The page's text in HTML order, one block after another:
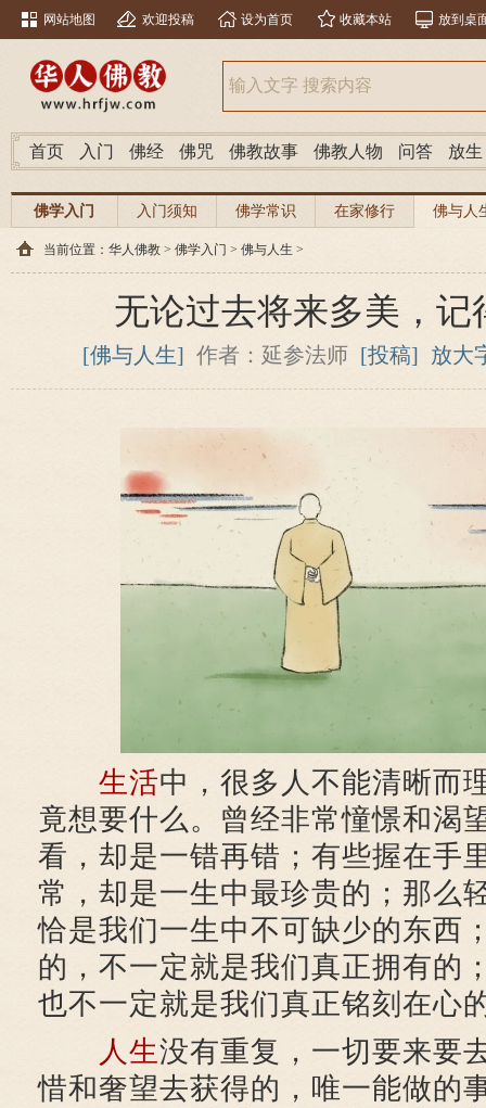
网站地图 欢迎投稿 设为首页 收藏本站 放到桌
首页 入门 佛经 佛咒 佛教故事 佛教人物 问答 放生
佛学入门 入门须知 佛学常识 在家修行 佛与人
当前位置： 华人佛教 > 佛学入门 > 佛与人生 >
无论过去将来多美，记
[佛与人生] 作者：延参法师 [投稿] 放大
生活中，很多人不能清晰而
竟想要什么。曾经非常憧憬和渴
看，却是一错再错；有些握在手
常，却是一生中最珍贵的；那么
恰是我们一生中不可缺少的东西
的，不一定就是我们真正拥有的
也不一定就是我们真正铭刻在心
人生没有重复，一切要来要
惜和奢望去获得的，唯一能做的